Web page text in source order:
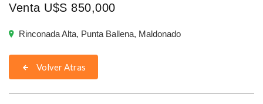
Venta U$S 850,000
Rinconada Alta, Punta Ballena, Maldonado
Volver Atras